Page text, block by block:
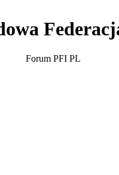
Forum PFI PL